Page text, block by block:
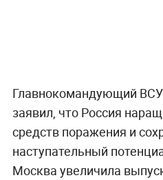
Главнокомандующий
заявил, что Россия
средств поражения и
наступательный
Москва увеличила